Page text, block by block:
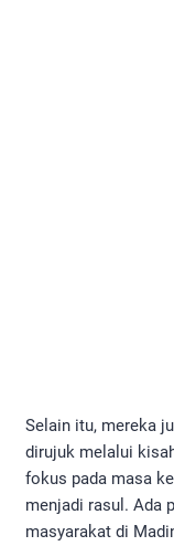
Selain itu, mereka
dirujuk melalui
fokus pada masa
menjadi rasul. Ada
masyarakat di